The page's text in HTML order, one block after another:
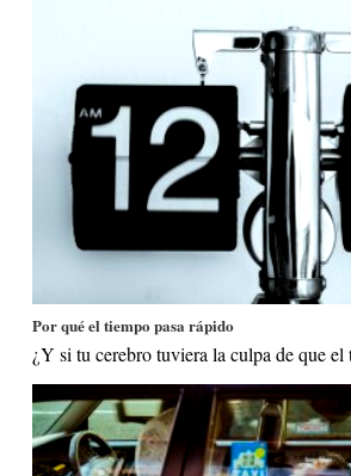
Por qué el tiempo pasa rápido
¿Y si tu cerebro tuviera la culpa de que el